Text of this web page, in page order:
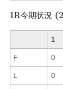
1R今期状況
1
F 0
L 0